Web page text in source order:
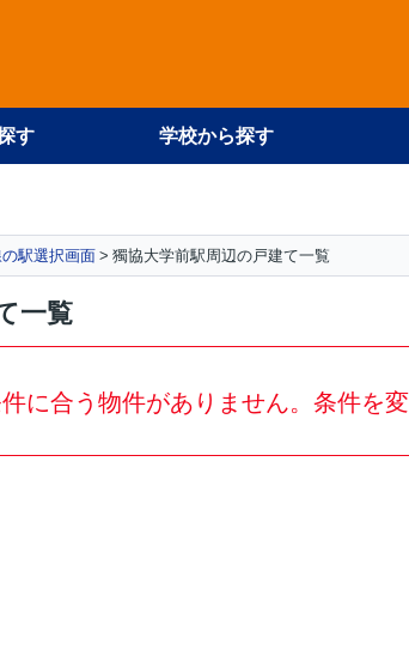
す 学校から探す
駅選択画面 獨協大学前駅周辺の戸建て一覧
一覧
に合う物件がありません。条件を